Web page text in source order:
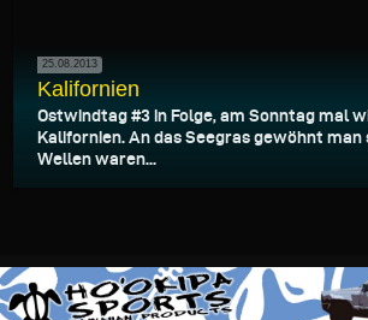
25.08.2013
Kalifornien
Ostwindtag #3 in Folge, am Sonntag mal
Kalifornien. An das Seegras gewöhnt man
Wellen waren...